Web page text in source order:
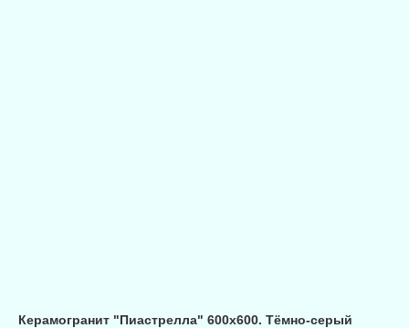
Керамогранит "Пиастрелла" 600х600. Тёмно-серый